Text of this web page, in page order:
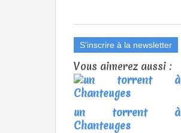
S'inscrire à la newsletter
Vous aimerez aussi :
un torrent à
Chanteuges